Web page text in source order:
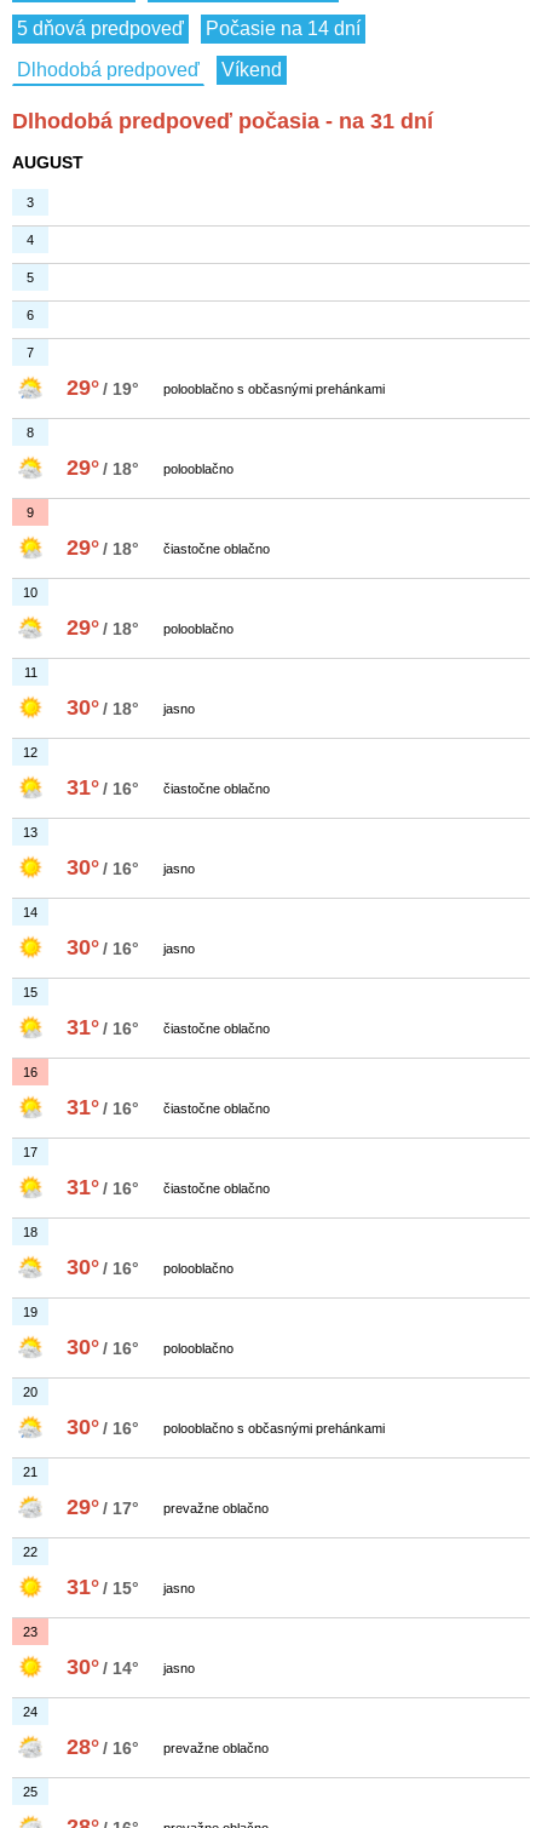
5 dňová predpoveď
Počasie na 14 dní
Dlhodobá predpoveď
Víkend
Dlhodobá predpoveď počasia - na 31 dní
AUGUST
3
4
5
6
7
29°/ 19° polooblačno s občasnými prehánkami
8
29°/ 18° polooblačno
9
29°/ 18° čiastočne oblačno
10
29°/ 18° polooblačno
11
30°/ 18° jasno
12
31°/ 16° čiastočne oblačno
13
30°/ 16° jasno
14
30°/ 16° jasno
15
31°/ 16° čiastočne oblačno
16
31°/ 16° čiastočne oblačno
17
31°/ 16° čiastočne oblačno
18
30°/ 16° polooblačno
19
30°/ 16° polooblačno
20
30°/ 16° polooblačno s občasnými prehánkami
21
29°/ 17° prevažne oblačno
22
31°/ 15° jasno
23
30°/ 14° jasno
24
28°/ 16° prevažne oblačno
25